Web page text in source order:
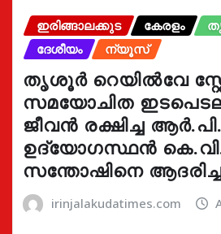
ഇരിങ്ങാലക്കുട കേരളം
ദേശീയം
ന്യൂസ്
തൃശൂർ റെയിൽവേ
സമയോചിത
ജീവൻ രക്ഷിച്ച
ഉദ്യോഗസ്ഥൻ
സന്തോഷിനെ
irinjalakudatimes.com